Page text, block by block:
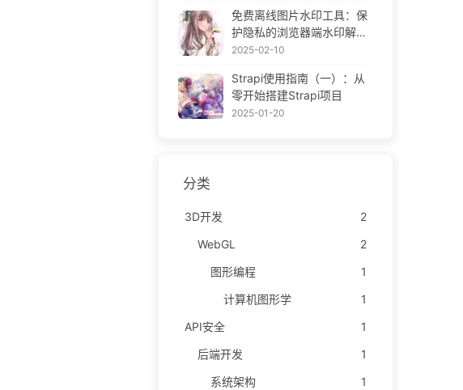
免费离线图片水印工具：保
护隐私的浏览器端水印解决
方案 | Free Offline Image
2025-02-10
Strapi使用指南（一）：从
零开始搭建Strapi项目
2025-01-20
分类
3D开发
2
WebGL
2
图形编程
1
计算机图形学
1
API安全
1
后端开发
1
系统架构
1